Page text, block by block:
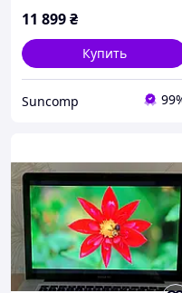
11 899₴
Купить
Suncomp